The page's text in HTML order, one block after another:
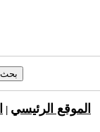
الموقع الرئيسي